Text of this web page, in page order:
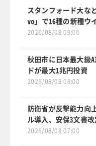
スタンフォード大な
vo」で16種の新種ウ
2026/08/08 09:00
秋田市に日本最大級
ドが最大1兆円投資
2026/08/08 08:00
防衛省が反撃能力向
ル導入、安保3文書改
2026/08/08 07:00